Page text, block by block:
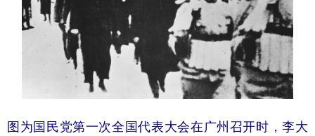
图为国民党第一次全国代表大会在广州召开时，李大